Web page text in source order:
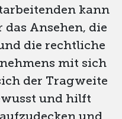
kann
Ansehen, die
die rechtliche
mit sich
der Tragweite
und hilft
und